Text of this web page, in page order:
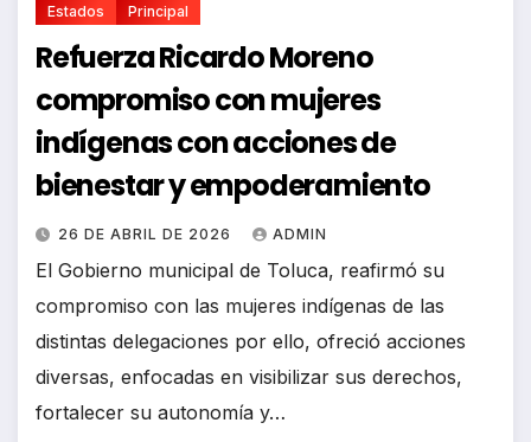
Estados Principal
Refuerza Ricardo Moreno
compromiso con mujeres
indígenas con acciones de
bienestar y empoderamiento
26 DE ABRIL DE 2026 ADMIN
El Gobierno municipal de Toluca, reafirmó su
compromiso con las mujeres indígenas de las
distintas delegaciones por ello, ofreció acciones
diversas, enfocadas en visibilizar sus derechos,
fortalecer su autonomía y…